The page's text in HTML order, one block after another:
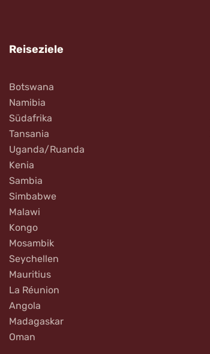
Reiseziele
Botswana
Namibia
Südafrika
Tansania
Uganda/Ruanda
Kenia
Sambia
Simbabwe
Malawi
Kongo
Mosambik
Seychellen
Mauritius
La Réunion
Angola
Madagaskar
Oman